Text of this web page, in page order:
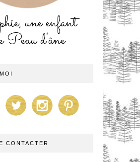
une enfant
Peau d'âne
CONTACTER